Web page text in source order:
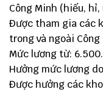
Công Minh (hiếu,
Được tham gia các
trong và ngoài Công
Mức lương từ:
Hưởng mức lương
Được hưởng các